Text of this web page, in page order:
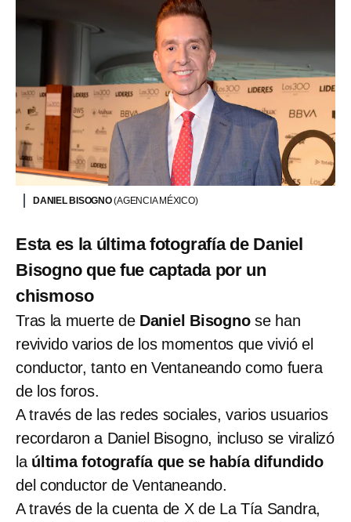
DANIEL BISOGNO(AGENCIA MÉXICO)
Esta es la última fotografía de Daniel
Bisogno que fue captada por un
chismoso
Tras la muerte de Daniel Bisognose han
revivido varios de los momentos que vivió el
conductor, tanto en Ventaneando como fuera
de los foros.
A través de las redes sociales, varios usuarios
recordaron a Daniel Bisogno, incluso se viralizó
la última fotografía que se había difundido
del conductor de Ventaneando.
A través de la cuenta de X de La Tía Sandra,